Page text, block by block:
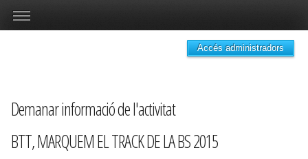
Accés administradors
Demanar informació de l'activitat
BTT, MARQUEM EL TRACK DE LA BS 2015